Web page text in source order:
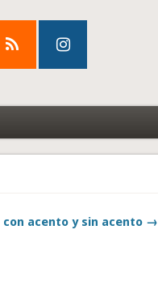
con acento y sin acento →